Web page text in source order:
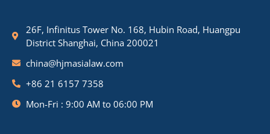
26F, Infinitus Tower No. 168, Hubin Road, Huangpu
District Shanghai, China 200021
china@hjmasialaw.com
+86 21 6157 7358
Mon-Fri : 9:00 AM to 06:00 PM